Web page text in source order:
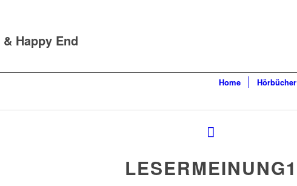
Happy End
Home Hörbücher
LESERMEINUNG1